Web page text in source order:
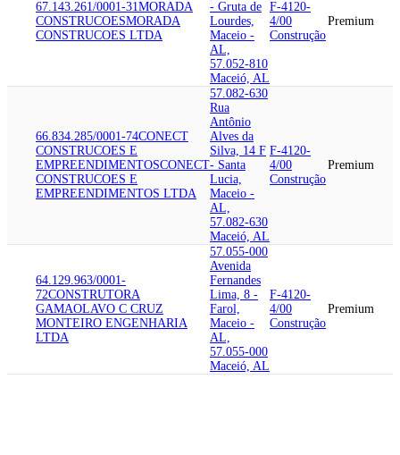
67.143.261/0001-31 MORADA
CONSTRUCOESMORADA
CONSTRUCOES LTDA
- Gruta de
Lourdes,
Maceio -
AL,
57.052-810
Maceió, AL
F-4120-
4/00
Construção
Premium
66.834.285/0001-74CONECT
CONSTRUCOES E
EMPREENDIMENTOSCONECT
CONSTRUCOES E
EMPREENDIMENTOS LTDA
57.082-630
Rua
Antônio
Alves da
Silva, 14 F
- Santa
Lucia,
Maceio -
AL,
57.082-630
Maceió, AL
F-4120-
4/00
Construção
Premium
64.129.963/0001-
72CONSTRUTORA
GAMAOLAVO C CRUZ
MONTEIRO ENGENHARIA
LTDA
57.055-000
Avenida
Fernandes
Lima, 8 -
Farol,
Maceio -
AL,
57.055-000
Maceió, AL
F-4120-
4/00
Construção
Premium